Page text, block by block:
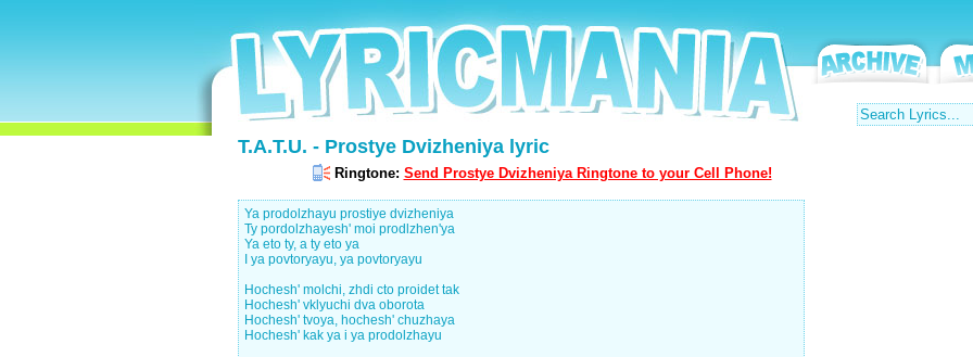
T.A.T.U. - Prostye Dvizheniya lyric
Ringtone: Send Prostye Dvizheniya Ringtone to your Cell Phone!
Ya prodolzhayu prostiye dvizheniya
Ty pordolzhayesh' moi prodlzhen'ya
Ya eto ty, a ty eto ya
I ya povtoryayu, ya povtoryayu
Hochesh' molchi, zhdi cto proidet tak
Hochesh' vklyuchi dva oborota
Hochesh' tvoya, hochesh' chuzhaya
Hochesh' kak ya i ya prodolzhayu